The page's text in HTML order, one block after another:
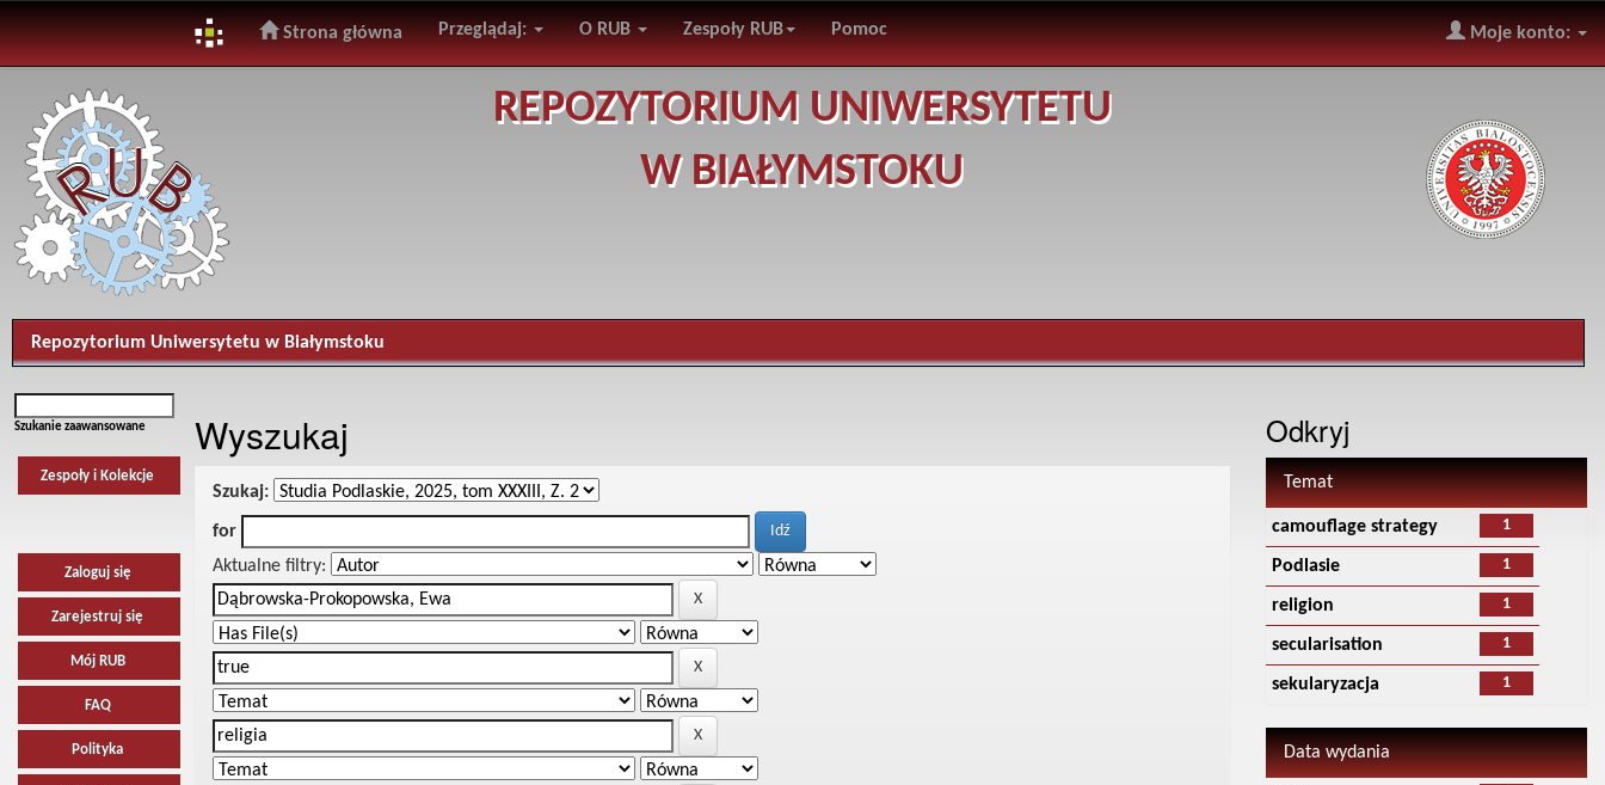
navigation
Strona główna Przeglądaj: O RUB Zespoły RUB Pomoc Moje konto:
REPOZYTORIUM UNIWERSYTETU
W BIAŁYMSTOKU
Repozytorium Uniwersytetu w Białymstoku
Szukanie zaawansowane
Zespoły i Kolekcje
Zaloguj się
Zarejestruj się
Mój RUB
FAQ
Polityka
Wyszukaj
Szukaj:
for
Aktualne filtry:
Odkryj
Temat
1
camouflage strategy
1
Podlasie
1
religion
1
secularisation
1
sekularyzacja
Data wydania